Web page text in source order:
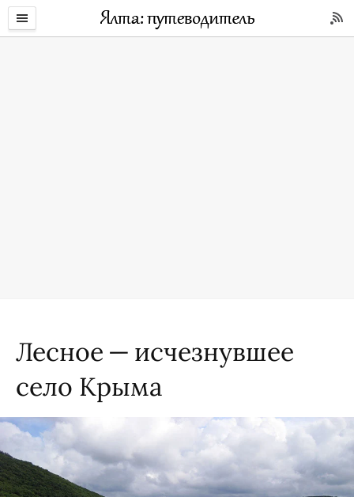
Лесное — исчезнувшее
село Крыма